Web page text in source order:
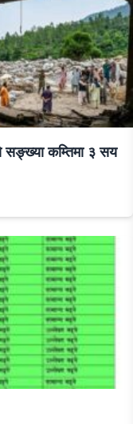
सङ्ख्या कम्तिमा ३ सय